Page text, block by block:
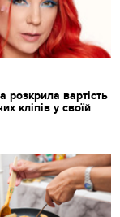
розкрила вартість
кліпів у своїй